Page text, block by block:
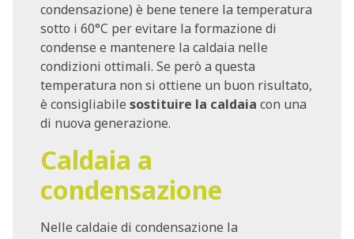
condensazione) è bene tenere la temperatura
sotto i 60°C per evitare la formazione di
condense e mantenere la caldaia nelle
condizioni ottimali. Se però a questa
temperatura non si ottiene un buon risultato,
è consigliabile sostituire la caldaia con una
di nuova generazione.
Caldaia a
condensazione
Nelle caldaie di condensazione la